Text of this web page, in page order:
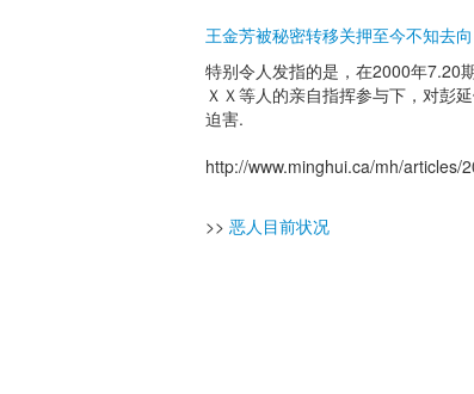
王金芳被秘密转移关押至今不知去向
特别令人发指的是，在2000年7.20
ＸＸ等人的亲自指挥参与下，对彭
迫害.
http://www.minghui.ca/mh/articles/
>> 恶人目前状况